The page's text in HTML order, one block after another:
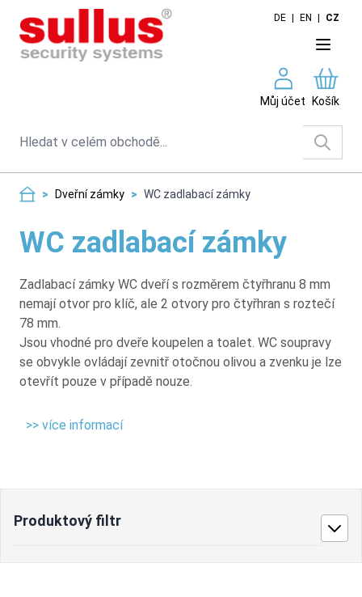
Skip to Content
DE EN CZ
Můj účet Košík
Search
> Dveřní zámky > WC zadlabací zámky
WC zadlabací zámky
Zadlabací zámky WC dveří s rozměrem čtyřhranu 8 mm
nemají otvor pro klíč, ale 2 otvory pro čtyřhran s roztečí
78 mm.
Jsou vhodné pro dveře koupelen a toalet. WC soupravy
se obvykle ovládají zevnitř otočnou olivou a zvenku je lze
otevřít pouze v případě nouze.
>> více informací
Produktový filtr